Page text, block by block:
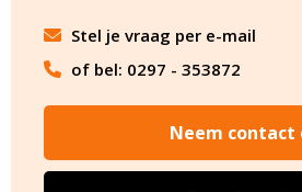
Stel je vraag per e-mail
of bel: 0297 - 353872
Neem contact